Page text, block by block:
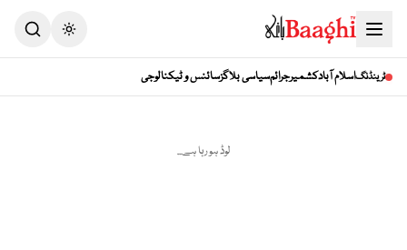
Toggle theme
ٹرینڈنگاسلام آبادکشمیرجرائمسیاسی بلاگزسائنس و ٹیکنالوجی
لوڈ ہو رہا ہے...